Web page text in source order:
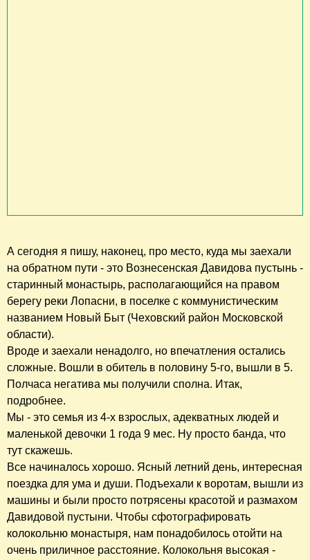
А сегодня я пишу, наконец, про место, куда мы заехали
на обратном пути - это Вознесенская Давидова пустынь -
старинный монастырь, располагающийся на правом
берегу реки Лопасни, в поселке с коммунистическим
названием Новый Быт (Чеховский район Московской
области).
Вроде и заехали ненадолго, но впечатления остались
сложные. Вошли в обитель в половину 5-го, вышли в 5.
Полчаса негатива мы получили сполна. Итак,
подробнее.
Мы - это семья из 4-х взрослых, адекватных людей и
маленькой девочки 1 года 9 мес. Ну просто банда, что
тут скажешь.
Все начиналось хорошо. Ясный летний день, интересная
поездка для ума и души. Подъехали к воротам, вышли из
машины и были просто потрясены красотой и размахом
Давидовой пустыни. Чтобы сфотографировать
колокольню монастыря, нам понадобилось отойти на
очень приличное расстояние. Колокольня высокая -